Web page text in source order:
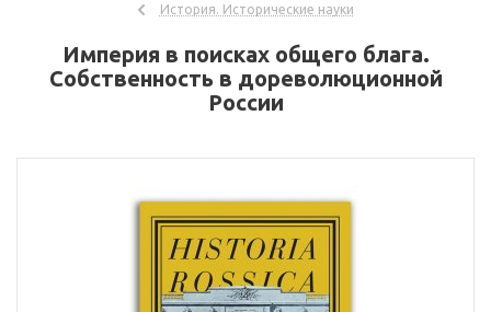
История. Исторические науки
Империя в поисках общего блага.
Собственность в дореволюционной
России